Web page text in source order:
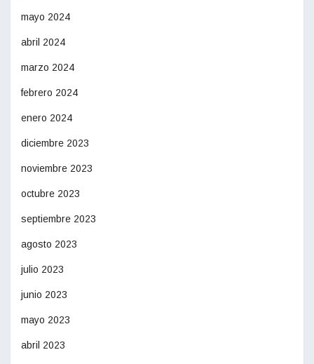
mayo 2024
abril 2024
marzo 2024
febrero 2024
enero 2024
diciembre 2023
noviembre 2023
octubre 2023
septiembre 2023
agosto 2023
julio 2023
junio 2023
mayo 2023
abril 2023